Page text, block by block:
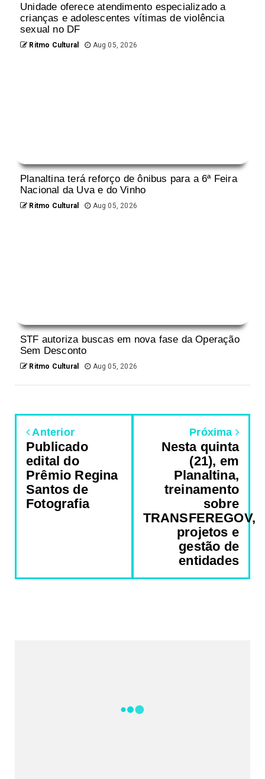
Unidade oferece atendimento especializado a
crianças e adolescentes vítimas de violência
sexual no DF
Ritmo Cultural Aug 05, 2026
Planaltina terá reforço de ônibus para a 6ª Feira
Nacional da Uva e do Vinho
Ritmo Cultural Aug 05, 2026
STF autoriza buscas em nova fase da Operação
Sem Desconto
Ritmo Cultural Aug 05, 2026
Anterior
Publicado
edital do
Prêmio Regina
Santos de
Fotografia
Próxima
Nesta quinta
(21), em
Planaltina,
treinamento
sobre
TRANSFEREGOV,
projetos e
gestão de
entidades